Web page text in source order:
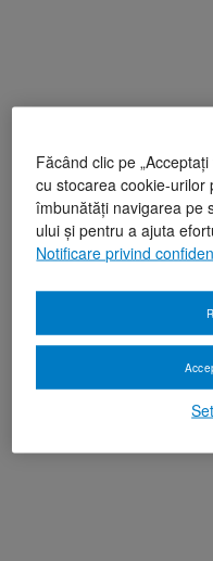
Făcând clic pe
cu stocarea cookie-urilor
îmbunătăți navigarea pe
ului și pentru a ajuta
Notificare privind